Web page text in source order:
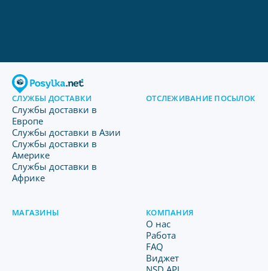
СЛУЖБЫ ДОСТАВКИ
Службы доставки в
Европе
Службы доставки в Азии
Службы доставки в
Америке
Службы доставки в
Африке
ОТСЛЕЖИВАНИЕ ПОСЫЛОК
МАГАЗИНЫ КОМПАНИЯ
O нас
Работа
FAQ
Виджет